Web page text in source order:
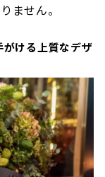
ません。
ける上質なデザ